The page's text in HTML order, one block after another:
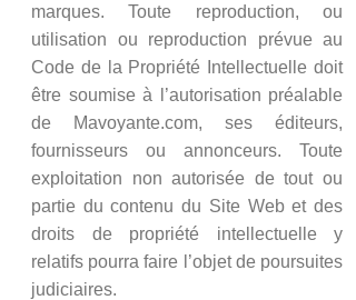
marques. Toute reproduction, ou
utilisation ou reproduction prévue au
Code de la Propriété Intellectuelle doit
être soumise à l’autorisation préalable
de Mavoyante.com, ses éditeurs,
fournisseurs ou annonceurs. Toute
exploitation non autorisée de tout ou
partie du contenu du Site Web et des
droits de propriété intellectuelle y
relatifs pourra faire l’objet de poursuites
judiciaires.